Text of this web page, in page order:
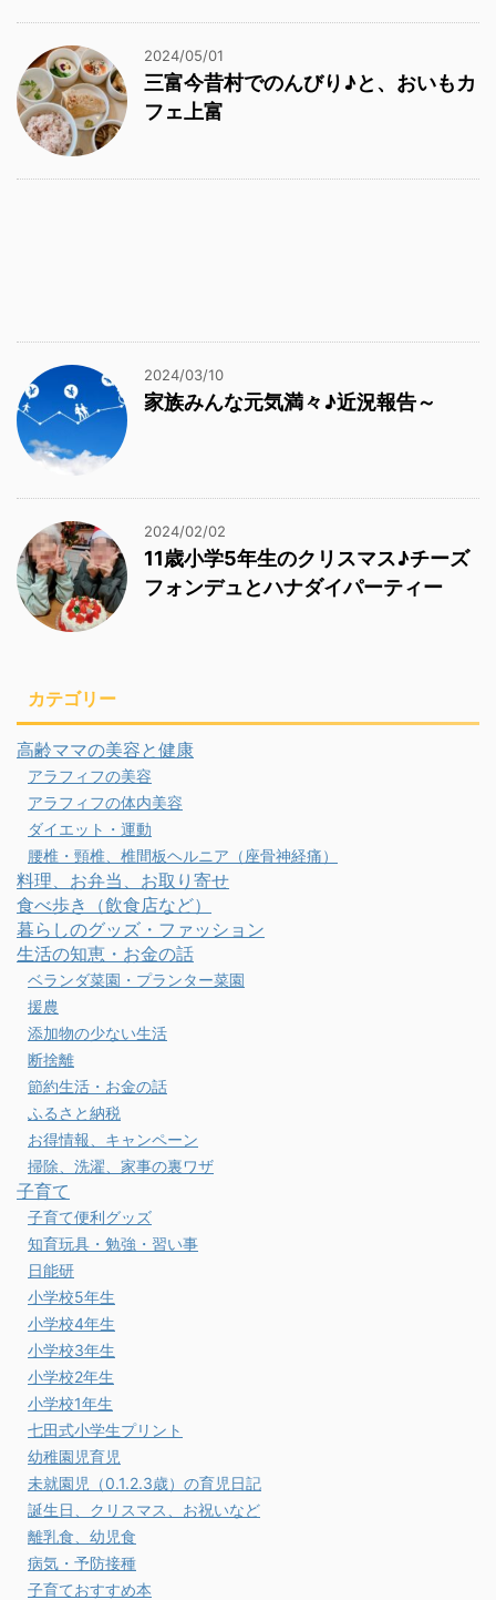
2024/05/01
三富今昔村でのんびり♪と、おいもカ
フェ上富
2024/03/10
家族みんな元気満々♪近況報告～
2024/02/02
11歳小学5年生のクリスマス♪チーズ
フォンデュとハナダイパーティー
カテゴリー
高齢ママの美容と健康
アラフィフの美容
アラフィフの体内美容
ダイエット・運動
腰椎・頸椎、椎間板ヘルニア（座骨神経痛）
料理、お弁当、お取り寄せ
食べ歩き（飲食店など）
暮らしのグッズ・ファッション
生活の知恵・お金の話
ベランダ菜園・プランター菜園
援農
添加物の少ない生活
断捨離
節約生活・お金の話
ふるさと納税
お得情報、キャンペーン
掃除、洗濯、家事の裏ワザ
子育て
子育て便利グッズ
知育玩具・勉強・習い事
日能研
小学校5年生
小学校4年生
小学校3年生
小学校2年生
小学校1年生
七田式小学生プリント
幼稚園児育児
未就園児（0.1.2.3歳）の育児日記
誕生日、クリスマス、お祝いなど
離乳食、幼児食
病気・予防接種
子育ておすすめ本